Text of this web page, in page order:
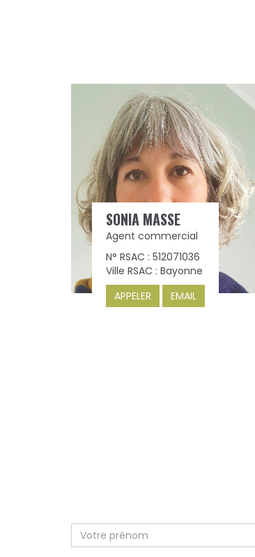
SONIA MASSE
Agent commercial
N° RSAC : 512071036
Ville RSAC : Bayonne
APPELER
EMAIL